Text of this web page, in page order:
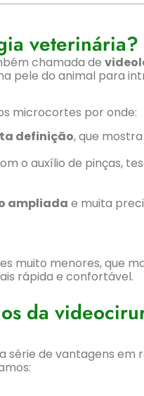
veterinária?
chamada de
pele do animal para
microcortes por onde:
definição, que
o auxílio de pinças,
ampliada e muita
muito menores, que
rápida e confortável.
da
série de vantagens em